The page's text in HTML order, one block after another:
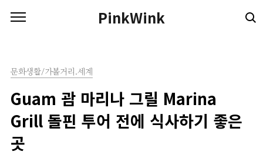
PinkWink
문화생활/가볼거리.세계
Guam 괌 마리나 그릴 Marina
Grill 돌핀 투어 전에 식사하기 좋은
곳